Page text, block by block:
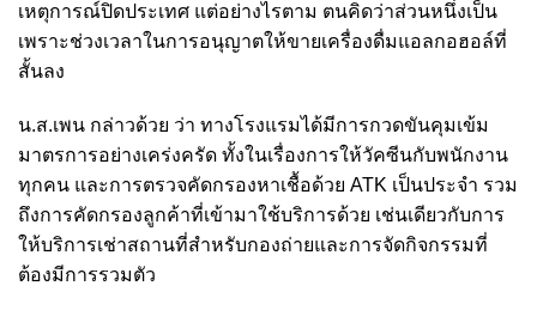
เหตุการณ์ปิดประเทศ แต่อย่างไรตาม ตนคิดว่าส่วนหนึ่งเป็น
เพราะช่วงเวลาในการอนุญาตให้ขายเครื่องดื่มแอลกอฮอล์ที่
สั้นลง
น.ส.เพน กล่าวด้วย ว่า ทางโรงแรมได้มีการกวดขันคุมเข้ม
มาตรการอย่างเคร่งครัด ทั้งในเรื่องการให้วัคซีนกับพนักงาน
ทุกคน และการตรวจคัดกรองหาเชื้อด้วย ATK เป็นประจำ รวม
ถึงการคัดกรองลูกค้าที่เข้ามาใช้บริการด้วย เช่นเดียวกับการ
ให้บริการเช่าสถานที่สำหรับกองถ่ายและการจัดกิจกรรมที่
ต้องมีการรวมตัว